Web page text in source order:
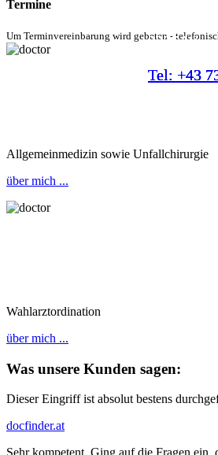
3335
Tel: +43
3335
Tel: +43
3335
Tel: +43
Termine
Um Terminvereinbarung wird gebeten -
Allgemeinmedizin sowie Unfallchirurgie
über mich ...
Wahlarztordination
über mich ...
Was unsere Kunden sagen:
Dieser Eingriff ist absolut bestens
docfinder.at